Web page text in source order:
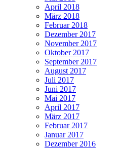
April 2018
März 2018
Februar 2018
Dezember 2017
November 2017
Oktober 2017
September 2017
August 2017
Juli 2017
Juni 2017
Mai 2017
April 2017
März 2017
Februar 2017
Januar 2017
Dezember 2016